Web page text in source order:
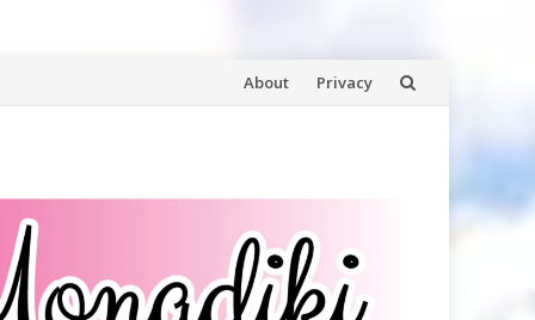
Skip
About Privacy